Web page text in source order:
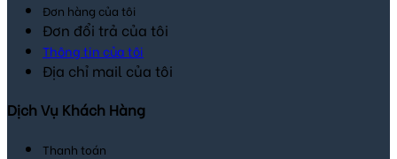
Đơn hàng của tôi
Đơn đổi trả của tôi
Thông tin của tôi
Địa chỉ mail của tôi
Dịch Vụ Khách Hàng
Thanh toán